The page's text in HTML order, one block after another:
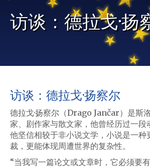
访谈：德拉戈·扬
访谈：德拉戈·扬察尔
德拉戈·扬察尔（Drago Jančar）是斯
家、剧作家与散文家，他曾经历过一段
他坚信相较于非小说文学，小说是一种
裁，更能体现周遭世界的复杂性。
“当我写一篇论文或文章时，它必须要